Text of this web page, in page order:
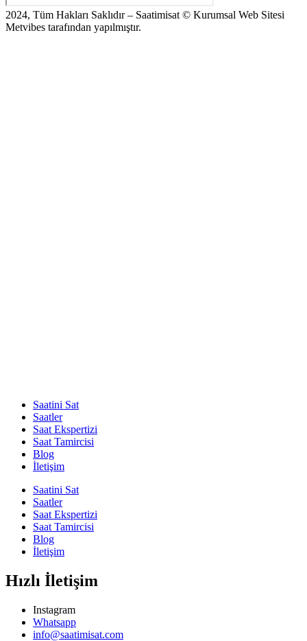
2024, Tüm Hakları Saklıdır – Saatimisat © Kurumsal Web Sitesi
Metvibes tarafından yapılmıştır.
Saatini Sat
Saatler
Saat Ekspertizi
Saat Tamircisi
Blog
İletişim
Saatini Sat
Saatler
Saat Ekspertizi
Saat Tamircisi
Blog
İletişim
Hızlı İletişim
Instagram
Whatsapp
info@saatimisat.com